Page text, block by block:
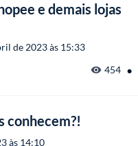
e demais lojas
de 2023 às 15:33
454 •
conhecem?!
às 14:10